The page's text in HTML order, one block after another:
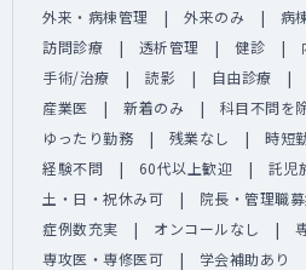
外来・病棟管理 外来のみ 病
訪問診療
透析管理 健診
手術/治療
読影 自由診療
産業医
新着のみ 科目不問を
ゆったり勤務
残業なし 時短
経験不問
60代以上歓迎
託児
土・日・祝休み可
院長・管理職
症例数充実
オンコールなし
専攻医・専修医可
学会補助あり